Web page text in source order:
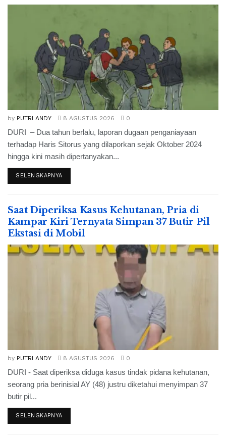
by PUTRI ANDY 8 AGUSTUS 2026 0
DURI – Dua tahun berlalu, laporan dugaan penganiayaan
terhadap Haris Sitorus yang dilaporkan sejak Oktober 2024
hingga kini masih dipertanyakan...
SELENGKAPNYA
Saat Diperiksa Kasus Kehutanan, Pria di
Kampar Kiri Ternyata Simpan 37 Butir Pil
Ekstasi di Mobil
by PUTRI ANDY 8 AGUSTUS 2026 0
DURI - Saat diperiksa diduga kasus tindak pidana kehutanan,
seorang pria berinisial AY (48) justru diketahui menyimpan 37
butir pil...
SELENGKAPNYA